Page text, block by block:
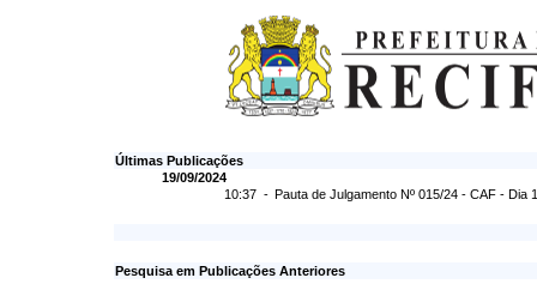
Últimas Publicações
19/09/2024
10:37 - Pauta de Julgamento Nº 015/24 - CAF - Dia
Pesquisa em Publicações Anteriores